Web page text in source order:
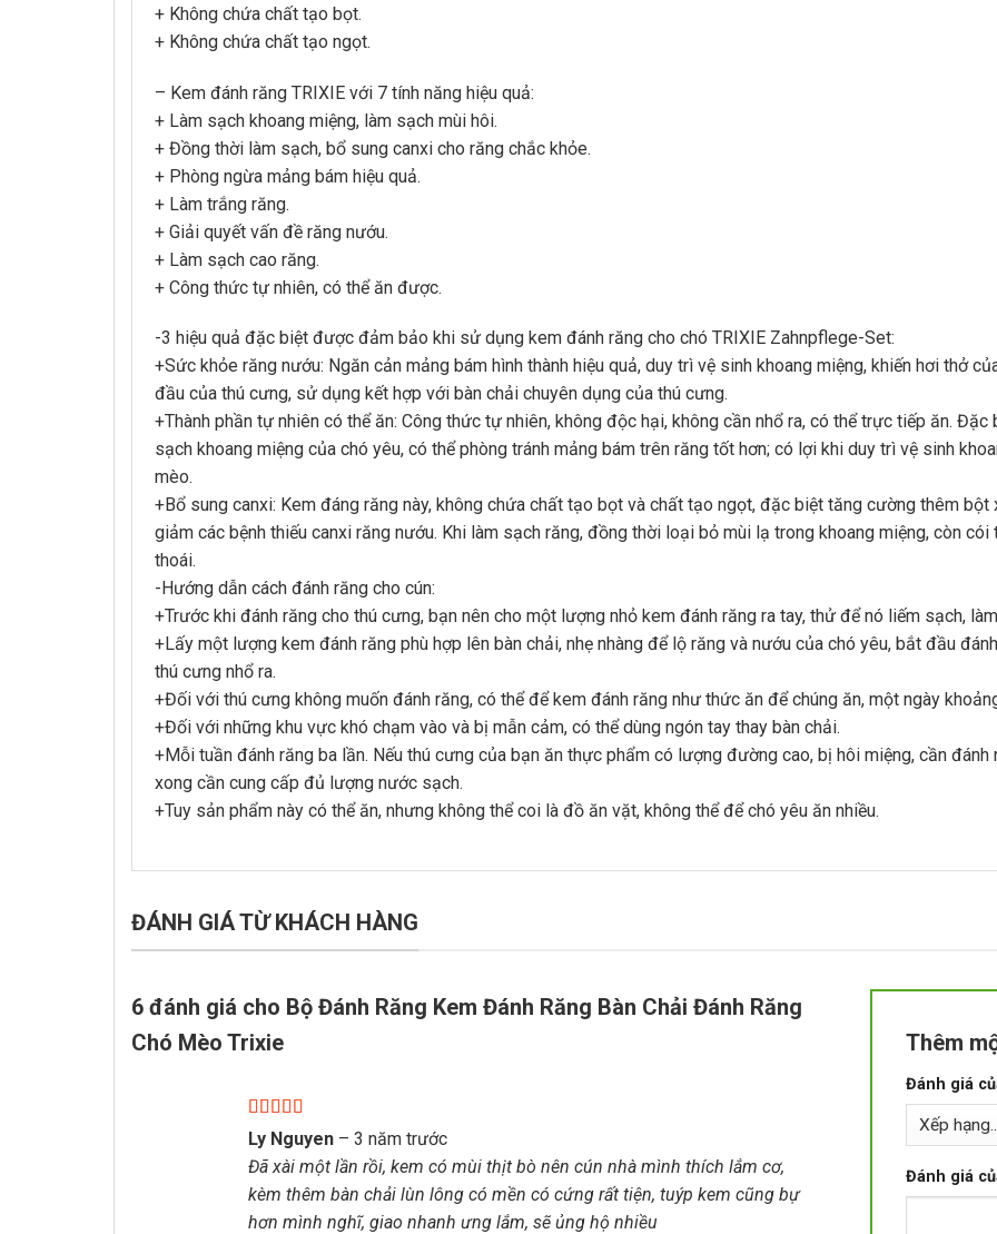
+ Không chứa chất tạo bọt.
+ Không chứa chất tạo ngọt.
– Kem đánh răng TRIXIE với 7 tính năng hiệu quả:
+ Làm sạch khoang miệng, làm sạch mùi hôi.
+ Đồng thời làm sạch, bổ sung canxi cho răng chắc khỏe.
+ Phòng ngừa mảng bám hiệu quả.
+ Làm trắng răng.
+ Giải quyết vấn đề răng nướu.
+ Làm sạch cao răng.
+ Công thức tự nhiên, có thể ăn được.
-3 hiệu quả đặc biệt được đảm bảo khi sử dụng kem đánh răng cho chó TRIXIE Zahnpflege-Set:
+Sức khỏe răng nướu: Ngăn cản mảng bám hình thành hiệu quả, duy trì vệ sinh khoang miệng, khiến hơi thở
đầu của thú cưng, sử dụng kết hợp với bàn chải chuyên dụng của thú cưng.
+Thành phần tự nhiên có thể ăn: Công thức tự nhiên, không độc hại, không cần nhổ ra, có thể trực tiếp ăn.
sạch khoang miệng của chó yêu, có thể phòng tránh mảng bám trên răng tốt hơn; có lợi khi duy trì vệ sinh
mèo.
+Bổ sung canxi: Kem đáng răng này, không chứa chất tạo bọt và chất tạo ngọt, đặc biệt tăng cường thêm bột
giảm các bệnh thiếu canxi răng nướu. Khi làm sạch răng, đồng thời loại bỏ mùi lạ trong khoang miệng, còn
thoái.
-Hướng dẫn cách đánh răng cho cún:
+Trước khi đánh răng cho thú cưng, bạn nên cho một lượng nhỏ kem đánh răng ra tay, thử để nó liếm sạch,
+Lấy một lượng kem đánh răng phù hợp lên bàn chải, nhẹ nhàng để lộ răng và nướu của chó yêu, bắt đầu
thú cưng nhổ ra.
+Đối với thú cưng không muốn đánh răng, có thể để kem đánh răng như thức ăn để chúng ăn, một ngày
+Đối với những khu vực khó chạm vào và bị mẫn cảm, có thể dùng ngón tay thay bàn chải.
+Mỗi tuần đánh răng ba lần. Nếu thú cưng của bạn ăn thực phẩm có lượng đường cao, bị hôi miệng, cần
xong cần cung cấp đủ lượng nước sạch.
+Tuy sản phẩm này có thể ăn, nhưng không thể coi là đồ ăn vặt, không thể để chó yêu ăn nhiều.
ĐÁNH GIÁ TỪ KHÁCH HÀNG
6 đánh giá cho Bộ Đánh Răng Kem Đánh Răng Bàn Chải Đánh Răng
Chó Mèo Trixie
Được xếp
hạng55 sao
Ly Nguyen – 3 năm trước
Đã xài một lần rồi, kem có mùi thịt bò nên cún nhà mình thích lắm cơ,
kèm thêm bàn chải lùn lông có mền có cứng rất tiện, tuýp kem cũng bự
hơn mình nghĩ, giao nhanh ưng lắm, sẽ ủng hộ nhiều
Thêm
Đánh giá
Đánh giá